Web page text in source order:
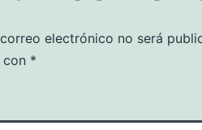
electrónico no será
*